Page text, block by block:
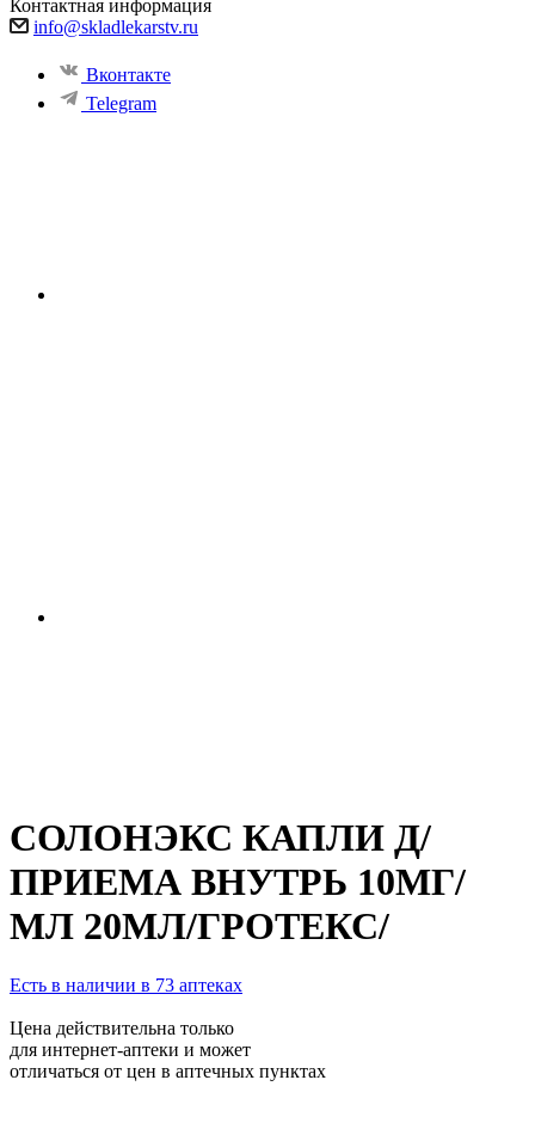
Контактная информация
info@skladlekarstv.ru
Вконтакте
Telegram
СОЛОНЭКС КАПЛИ Д/
ПРИЕМА ВНУТРЬ 10МГ/
МЛ 20МЛ/ГРОТЕКС/
Есть в наличии в 73 аптеках
Цена действительна только
для интернет-аптеки и может
отличаться от цен в аптечных пунктах